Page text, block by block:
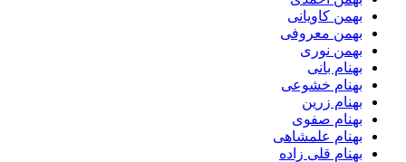
بهمن کاویانی
بهمن معروفی
بهمن نوری
بهنام بانی
بهنام خشوعی
بهنام زرین
بهنام صفوی
بهنام علمشاهی
بهنام قلی زاده